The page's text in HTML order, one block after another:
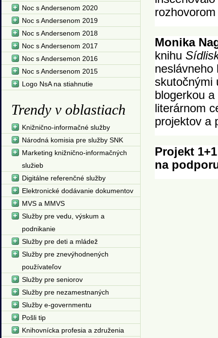
Monika
knihu
neslávneho
skutočnými
blogerkou
literárnom
projektov a
Projekt
na
Noc s Andersenom 2020
Noc s Andersenom 2019
Noc s Andersenom 2018
Noc s Andersenom 2017
Noc s Andersemon 2016
Noc s Andersenom 2015
Logo NsA na stiahnutie
Trendy v oblastiach
Knižnično-informačné služby
Národná komisia pre služby SNK
Marketing knižnično-informačných
služieb
Digitálne referenčné služby
Elektronické dodávanie dokumentov
MVS a MMVS
Služby pre vedu, výskum a
podnikanie
Služby pre deti a mládež
Služby pre znevýhodnených
používateľov
Služby pre seniorov
Služby pre nezamestnaných
Služby e-governmentu
Pošli tip
Knihovnícka profesia a združenia